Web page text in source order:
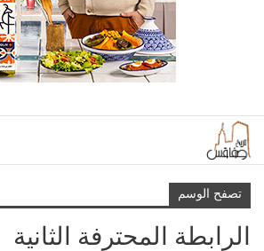
تصفح الوسم
الرابطة المحترفة الثانية